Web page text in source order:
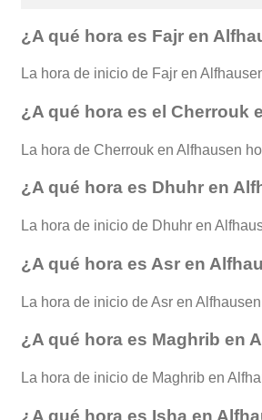
¿A qué hora es Fajr en
La hora de inicio de Fajr en
¿A qué hora es el Cherrouk
La hora de Cherrouk en Alfhausen
¿A qué hora es Dhuhr en
La hora de inicio de Dhuhr en
¿A qué hora es Asr en
La hora de inicio de Asr en
¿A qué hora es Maghrib en
La hora de inicio de Maghrib en
¿A qué hora es Isha en